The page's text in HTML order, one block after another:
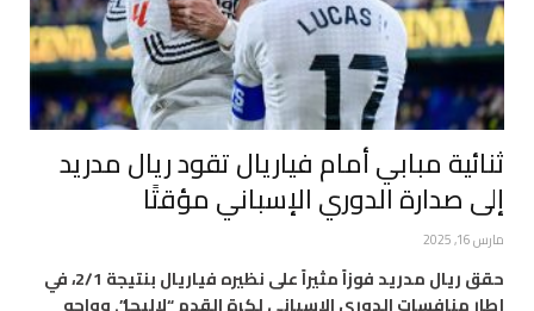
ثنائية مبابي أمام فياريال تقود ريال مدريد
إلى صدارة الدوري الإسباني مؤقتًا
مارس 16, 2025
حقق ريال مدريد فوزاً مثيراً على نظيره فياريال بنتيجة 2/1، في